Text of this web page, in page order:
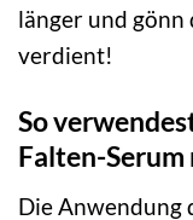
länger und gönn
verdient!
So
Falten-
Die Anwendung